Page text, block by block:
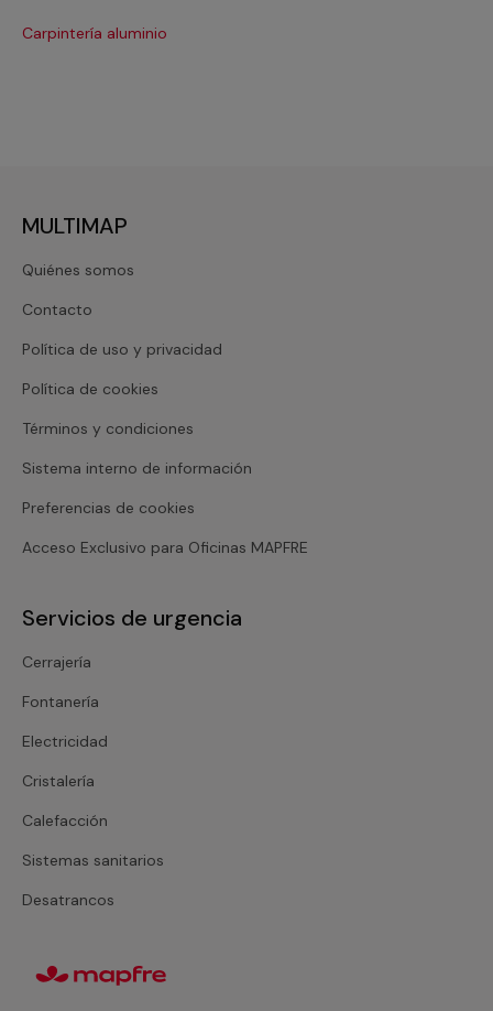
Carpintería aluminio
MULTIMAP
Quiénes somos
Contacto
Política de uso y privacidad
Política de cookies
Términos y condiciones
Sistema interno de información
Preferencias de cookies
Acceso Exclusivo para Oficinas MAPFRE
Servicios de urgencia
Cerrajería
Fontanería
Electricidad
Cristalería
Calefacción
Sistemas sanitarios
Desatrancos